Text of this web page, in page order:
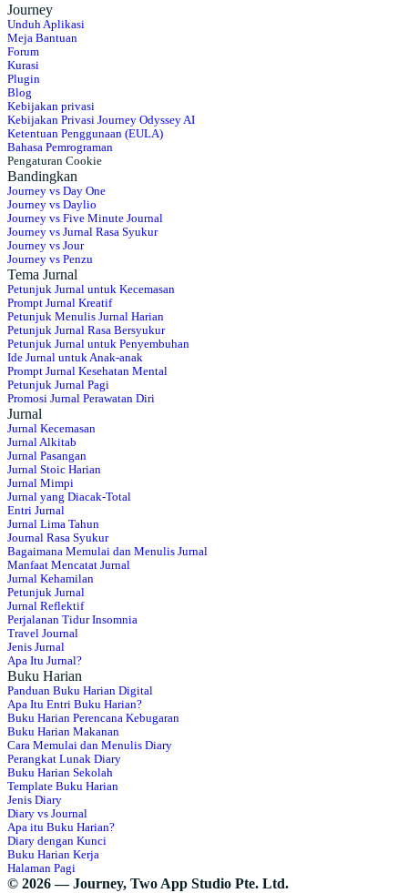
Journey
Unduh Aplikasi
Meja Bantuan
Forum
Kurasi
Plugin
Blog
Kebijakan privasi
Kebijakan Privasi Journey Odyssey AI
Ketentuan Penggunaan (EULA)
Bahasa Pemrograman
Pengaturan Cookie
Bandingkan
Journey vs Day One
Journey vs Daylio
Journey vs Five Minute Journal
Journey vs Jurnal Rasa Syukur
Journey vs Jour
Journey vs Penzu
Tema Jurnal
Petunjuk Jurnal untuk Kecemasan
Prompt Jurnal Kreatif
Petunjuk Menulis Jurnal Harian
Petunjuk Jurnal Rasa Bersyukur
Petunjuk Jurnal untuk Penyembuhan
Ide Jurnal untuk Anak-anak
Prompt Jurnal Kesehatan Mental
Petunjuk Jurnal Pagi
Promosi Jurnal Perawatan Diri
Jurnal
Jurnal Kecemasan
Jurnal Alkitab
Jurnal Pasangan
Jurnal Stoic Harian
Jurnal Mimpi
Jurnal yang Diacak-Total
Entri Jurnal
Jurnal Lima Tahun
Journal Rasa Syukur
Bagaimana Memulai dan Menulis Jurnal
Manfaat Mencatat Jurnal
Jurnal Kehamilan
Petunjuk Jurnal
Jurnal Reflektif
Perjalanan Tidur Insomnia
Travel Journal
Jenis Jurnal
Apa Itu Jurnal?
Buku Harian
Panduan Buku Harian Digital
Apa Itu Entri Buku Harian?
Buku Harian Perencana Kebugaran
Buku Harian Makanan
Cara Memulai dan Menulis Diary
Perangkat Lunak Diary
Buku Harian Sekolah
Template Buku Harian
Jenis Diary
Diary vs Journal
Apa itu Buku Harian?
Diary dengan Kunci
Buku Harian Kerja
Halaman Pagi
© 2026 — Journey, Two App Studio Pte. Ltd.